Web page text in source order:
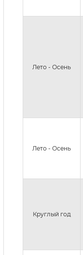
Лето - Осень
Лето - Осень
Круглый год